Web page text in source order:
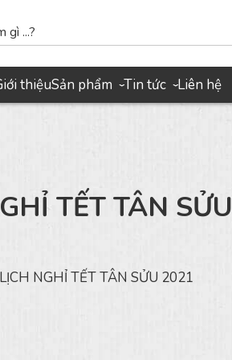
thiệuSản phẩm ›Tin tức ›Liên hệ
TẾT TÂN SỬU
NGHỈ TẾT TÂN SỬU 2021